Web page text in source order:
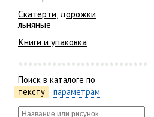
Скатерти, дорожки
льняные
Книги и упаковка
Поиск в каталоге по
тексту
параметрам